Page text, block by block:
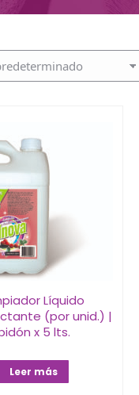
Líquido
(por unid.) |
x 5 lts.
Leer más